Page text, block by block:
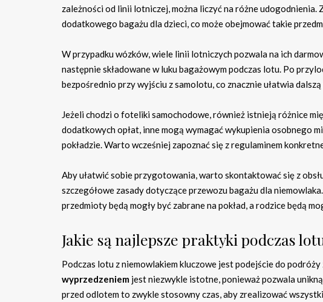
zależności od linii lotniczej, można liczyć na różne
dodatkowego bagażu dla dzieci, co może obejmować takie
W przypadku wózków, wiele linii lotniczych pozwala na ich
następnie składowane w luku bagażowym podczas lotu. Po
bezpośrednio przy wyjściu z samolotu, co znacznie ułatwia
Jeżeli chodzi o foteliki samochodowe, również istnieją różnice
dodatkowych opłat, inne mogą wymagać wykupienia osobnego
pokładzie. Warto wcześniej zapoznać się z regulaminem
Aby ułatwić sobie przygotowania, warto skontaktować się z
szczegółowe zasady dotyczące przewozu bagażu dla
przedmioty będą mogły być zabrane na pokład, a rodzice będą
Jakie są najlepsze praktyki podczas
Podczas lotu z niemowlakiem kluczowe jest podejście do
wyprzedzeniem jest niezwykle istotne, ponieważ pozwala
przed odlotem to zwykle stosowny czas, aby zrealizować